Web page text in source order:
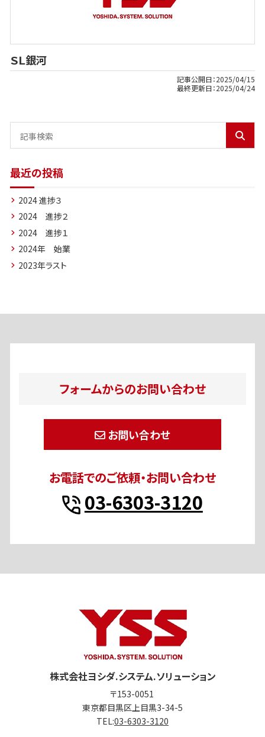
ＳＬ銀河
記事公開日：2025/04/15
最終更新日：2025/04/24
最近の投稿
2024 進捗３
2024 進捗２
2024 進捗１
2024年 始業
2023年ラスト
フォームからのお問い合わせ
お問い合わせ
お電話でのご依頼・お問い合わせ
03-6303-3120
株式会社ヨシダ.システム.ソリューション
〒153-0051
東京都目黒区上目黒3-34-5
TEL:03-6303-3120